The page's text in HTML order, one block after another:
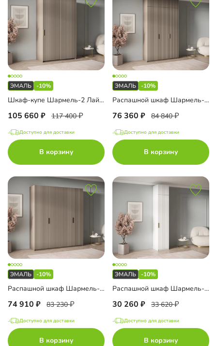
-10%
Шкаф-купе Шармель-2 Лайф Эмаль
105 660 117 400
Доступно для доставки
В корзину
-10%
Распашной шкаф Шармель-3 Лайф Эмаль с антресолью
76 360 84 840
Доступно для доставки
В корзину
-10%
Распашной шкаф Шармель-4.2 Лайф Эмаль
74 910 83 230
Доступно для доставки
В корзину
-10%
Распашной шкаф Шармель-1 Лайф Эмаль с антресолью
30 260 33 620
Доступно для доставки
В корзину